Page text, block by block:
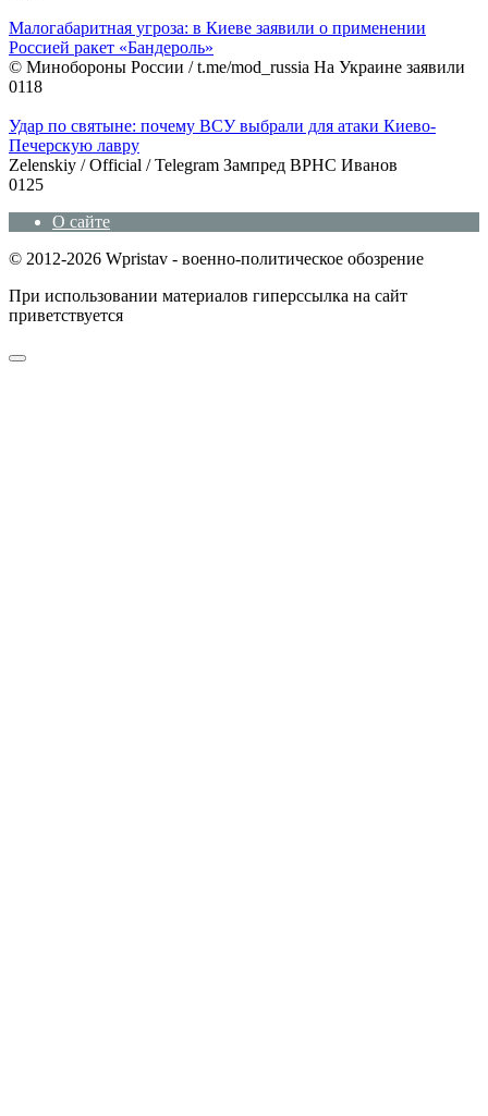
Малогабаритная угроза: в Киеве заявили о применении
Россией ракет «Бандероль»
© Минобороны России / t.me/mod_russia На Украине заявили
0118
Удар по святыне: почему ВСУ выбрали для атаки Киево-
Печерскую лавру
Zеlеnskiу / Оfficiаl / Telegram Зампред ВРНС Иванов
0125
О сайте
© 2012-2026 Wpristav - военно-политическое обозрение
При использовании материалов гиперссылка на сайт
приветствуется